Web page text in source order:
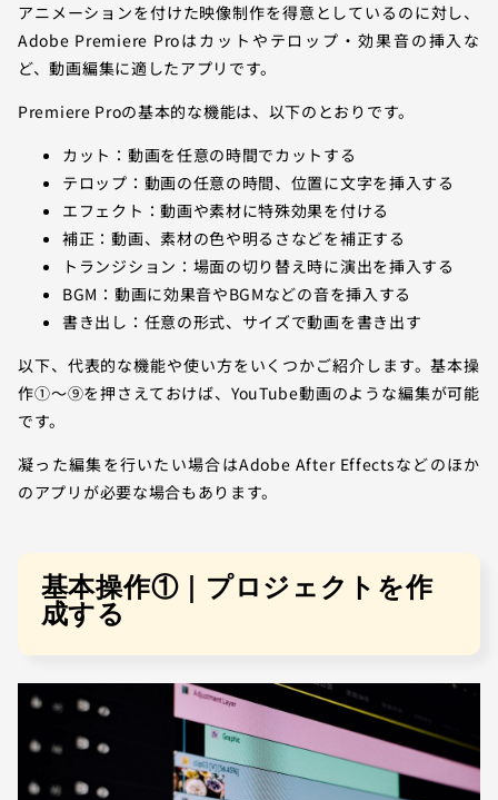
アニメーションを付けた映像制作を得意としているのに対し、
Adobe Premiere Proはカットやテロップ・効果音の挿入な
ど、動画編集に適したアプリです。
Premiere Proの基本的な機能は、以下のとおりです。
カット：動画を任意の時間でカットする
テロップ：動画の任意の時間、位置に文字を挿入する
エフェクト：動画や素材に特殊効果を付ける
補正：動画、素材の色や明るさなどを補正する
トランジション：場面の切り替え時に演出を挿入する
BGM：動画に効果音やBGMなどの音を挿入する
書き出し：任意の形式、サイズで動画を書き出す
以下、代表的な機能や使い方をいくつかご紹介します。基本操
作①～⑨を押さえておけば、YouTube動画のような編集が可能
です。
凝った編集を行いたい場合はAdobe After Effectsなどのほか
のアプリが必要な場合もあります。
基本操作①｜プロジェクトを作
成する